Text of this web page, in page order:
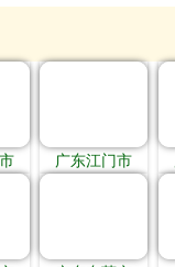
广东江门市